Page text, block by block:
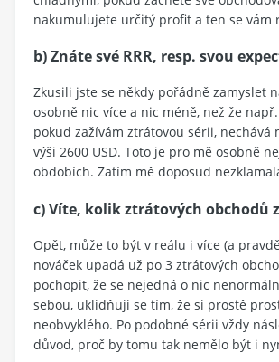
nakumulujete určitý profit a ten se vám
b) Znáte své RRR, resp. svou
Zkusili jste se někdy pořádně zamyslet
osobně nic více a nic méně, než že
pokud zažívám ztrátovou sérii,
výši 2600 USD. Toto je pro mě osobně
obdobích. Zatím mě doposud
c) Víte, kolik ztrátových obchodů
Opět, může to být v reálu i více (a
nováček upadá už po 3 ztrátových
pochopit, že se nejedná o nic
sebou, uklidňuji se tím, že si prostě
neobvyklého. Po podobné sérii vždy
důvod, proč by tomu tak nemělo být i